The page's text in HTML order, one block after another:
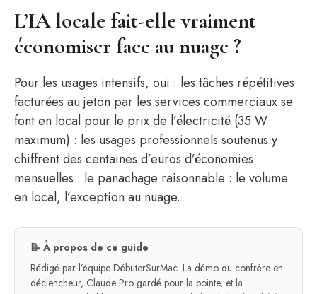
L’IA locale fait-elle vraiment
économiser face au nuage ?
Pour les usages intensifs, oui : les tâches répétitives
facturées au jeton par les services commerciaux se
font en local pour le prix de l’électricité (35 W
maximum) : les usages professionnels soutenus y
chiffrent des centaines d’euros d’économies
mensuelles : le panachage raisonnable : le volume
en local, l’exception au nuage.
📝 À propos de ce guide
Rédigé par l’équipe DébuterSurMac. La démo du confrère en
déclencheur, Claude Pro gardé pour la pointe, et la